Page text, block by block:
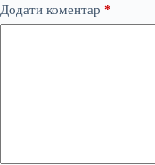
Додати коментар *